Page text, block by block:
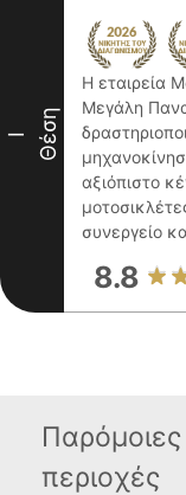
I Θέση
Η εταιρεία
Μεγάλη
αξιόπιστο
συνεργείο
8.8
Παρόμοιες
περιοχές